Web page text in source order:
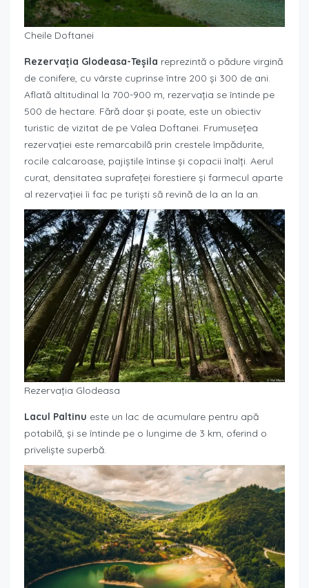
Cheile Doftanei
Rezervația Glodeasa-Teșila reprezintă o pădure virgină
de conifere, cu vârste cuprinse între 200 și 300 de ani.
Aflată altitudinal la 700-900 m, rezervația se întinde pe
500 de hectare. Fără doar și poate, este un obiectiv
turistic de vizitat de pe Valea Doftanei. Frumusețea
rezervației este remarcabilă prin crestele împădurite,
rocile calcaroase, pajiștile întinse și copacii înalți. Aerul
curat, densitatea suprafeței forestiere și farmecul aparte
al rezervației îi fac pe turiști să revină de la an la an.
Rezervația Glodeasa
Lacul Paltinu este un lac de acumulare pentru apă
potabilă, și se întinde pe o lungime de 3 km, oferind o
priveliște superbă.